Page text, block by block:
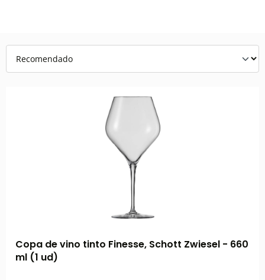
Copa de vino tinto Finesse, Schott Zwiesel - 660
ml (1 ud)